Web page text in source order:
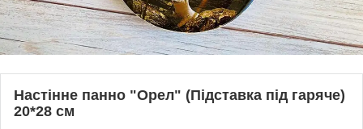
Настінне панно "Орел" (Підставка під гаряче)
20*28 см